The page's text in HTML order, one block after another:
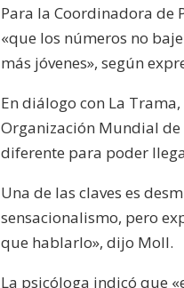
Para la Coordinadora de
«que los números no
más jóvenes», según
En diálogo con La
Organización Mundial
diferente para poder
Una de las claves es
sensacionalismo, pero
que hablarlo», dijo Moll.
La psicóloga indicó que